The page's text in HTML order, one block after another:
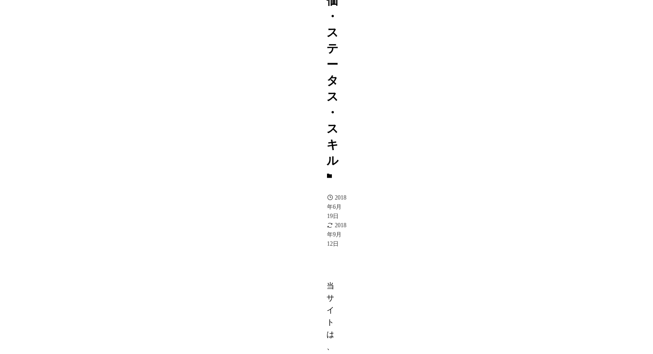
・
ス
テ
ー
タ
ス
・
ス
キ
ル
2018
年6月
19日
2018
年9月
12日
当
サ
イ
ト
は